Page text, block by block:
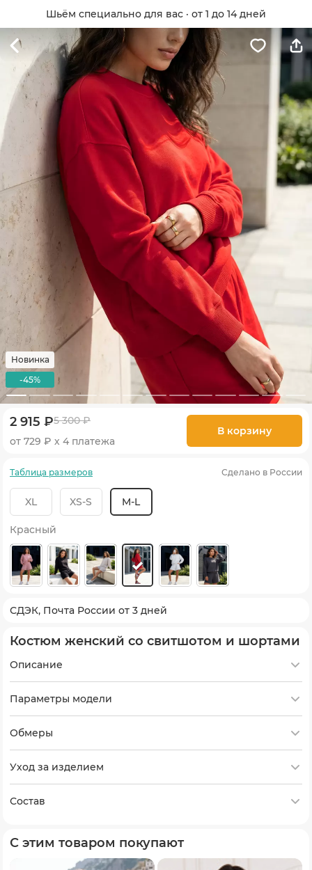
Шьём специально для вас · от 1 до 14 дней
Новинка
-45%
2 915 ₽5 300 ₽
от 729 ₽ х 4 платежа
В корзину
Таблица размеров Сделано в России
XL XS-S M-L
Красный
СДЭК, Почта России от 3 дней
Костюм женский со свитшотом и шортами
Описание
Параметры модели
Обмеры
Уход за изделием
Состав
С этим товаром покупают